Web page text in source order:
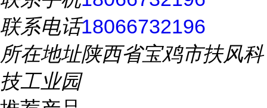
联系电话18066732196
所在地址陕西省宝鸡市扶风科
技工业园